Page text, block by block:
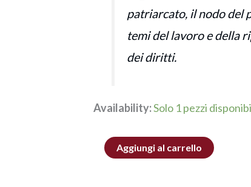
patriarcato, il nodo del
temi del lavoro e della
dei diritti.
Availability:Solo 1 pezzi
Aggiungi al carrello